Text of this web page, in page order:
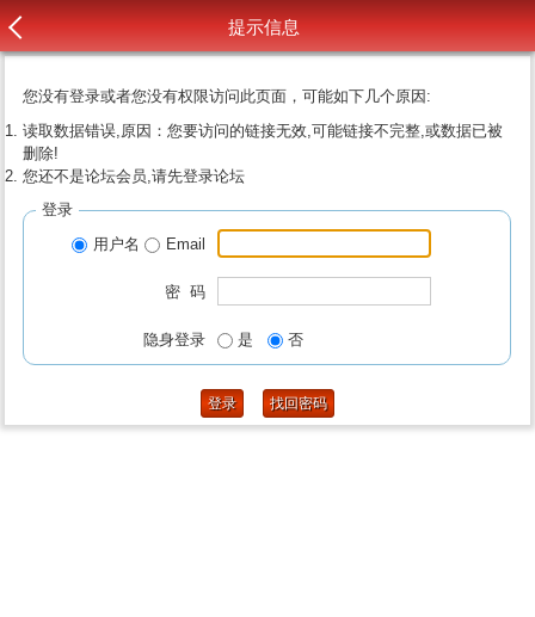
提示信息
您没有登录或者您没有权限访问此页面，可能如下几个原因:
读取数据错误,原因：您要访问的链接无效,可能链接不完整,或数据已被
删除!
您还不是论坛会员,请先登录论坛
登录
用户名
Email
密 码
隐身登录 是 否